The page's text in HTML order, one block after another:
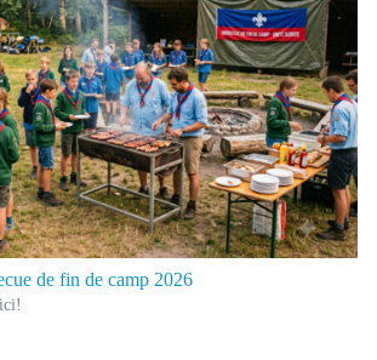
de fin de camp 2026